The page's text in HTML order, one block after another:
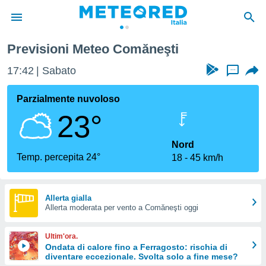
di
per
le
di
Web
le
Previsioni Meteo Comăneşti
17:42 Sabato ...
Parzialmente nuvoloso
23°
Temp. percepita 24°
Nord
18
45 km/h
Allerta gialla
Allerta moderata per vento a Comăneşti oggi
Ultim'ora.
Ondata di calore fino a Ferragosto: rischia di
diventare eccezionale. Svolta solo a fine mese?